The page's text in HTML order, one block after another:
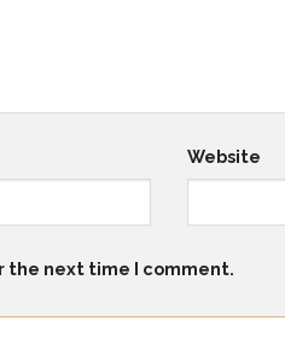
Website
the next time I comment.